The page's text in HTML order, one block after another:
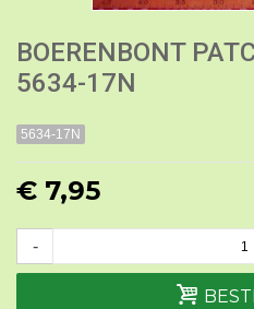
BOERENBONT
5634-17N
5634-17N
€ 7,95
-